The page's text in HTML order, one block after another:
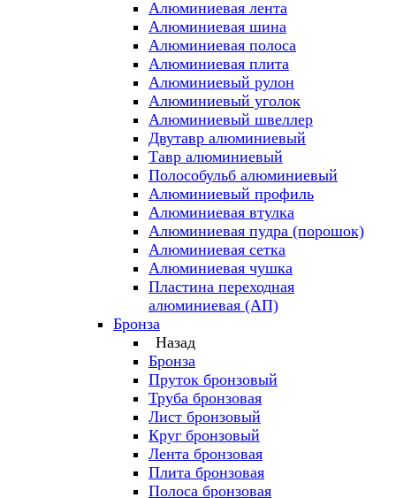
Алюминиевая лента
Алюминиевая шина
Алюминиевая полоса
Алюминиевая плита
Алюминиевый рулон
Алюминиевый уголок
Алюминиевый швеллер
Двутавр алюминиевый
Тавр алюминиевый
Полособульб алюминиевый
Алюминиевый профиль
Алюминиевая втулка
Алюминиевая пудра (порошок)
Алюминиевая сетка
Алюминиевая чушка
Пластина переходная
алюминиевая (АП)
Бронза
Назад
Бронза
Пруток бронзовый
Труба бронзовая
Лист бронзовый
Круг бронзовый
Лента бронзовая
Плита бронзовая
Полоса бронзовая